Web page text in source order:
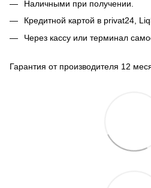
Наличными при получении.
Кредитной картой в privat24,
Через кассу или терминал
Гарантия от производителя 12